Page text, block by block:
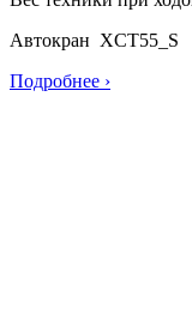
Автокран XCT55_S
Подробнее ›